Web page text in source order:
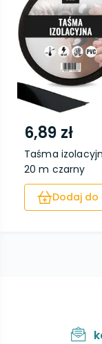
6,89 zł
Taśma
20 m czarny
Dodaj do